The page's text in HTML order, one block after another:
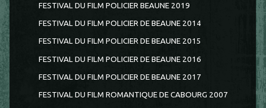
FESTIVAL DU FILM POLICIER BEAUNE 2019
FESTIVAL DU FILM POLICIER DE BEAUNE 2014
FESTIVAL DU FILM POLICIER DE BEAUNE 2015
FESTIVAL DU FILM POLICIER DE BEAUNE 2016
FESTIVAL DU FILM POLICIER DE BEAUNE 2017
FESTIVAL DU FILM ROMANTIQUE DE CABOURG 2007